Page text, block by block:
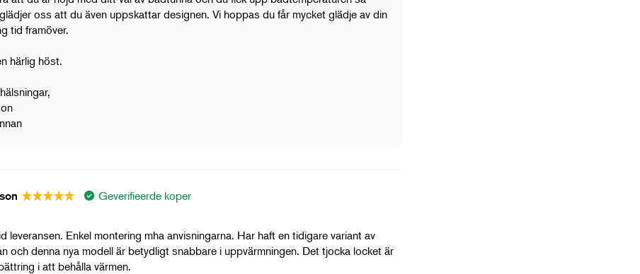
oss att du även uppskattar designen. Vi hoppas du får mycket glädje av din
tid framöver.
härlig höst.
Geverifieerde koper
leveransen. Enkel montering mha anvisningarna. Har haft en tidigare variant av
och denna nya modell är betydligt snabbare i uppvärmningen. Det tjocka locket är
i att behålla värmen.